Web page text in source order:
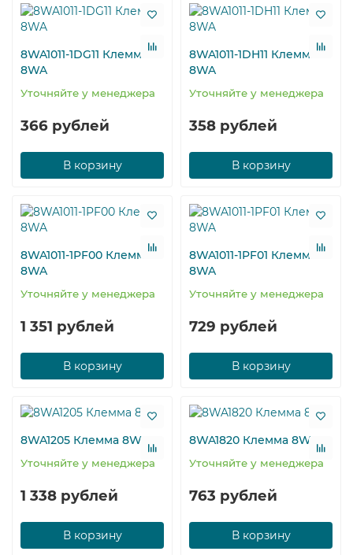
8WA1011-1DG11 Клемма
8WA
Уточняйте у менеджера
366 рублей
В корзину
8WA1011-1DH11 Клемма
8WA
Уточняйте у менеджера
358 рублей
В корзину
8WA1011-1PF00 Клемма
8WA
Уточняйте у менеджера
1 351 рублей
В корзину
8WA1011-1PF01 Клемма
8WA
Уточняйте у менеджера
729 рублей
В корзину
8WA1205 Клемма 8WA
Уточняйте у менеджера
1 338 рублей
В корзину
8WA1820 Клемма 8WA
Уточняйте у менеджера
763 рублей
В корзину